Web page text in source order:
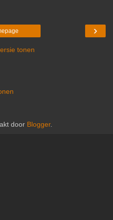
›
tonen
door Blogger.